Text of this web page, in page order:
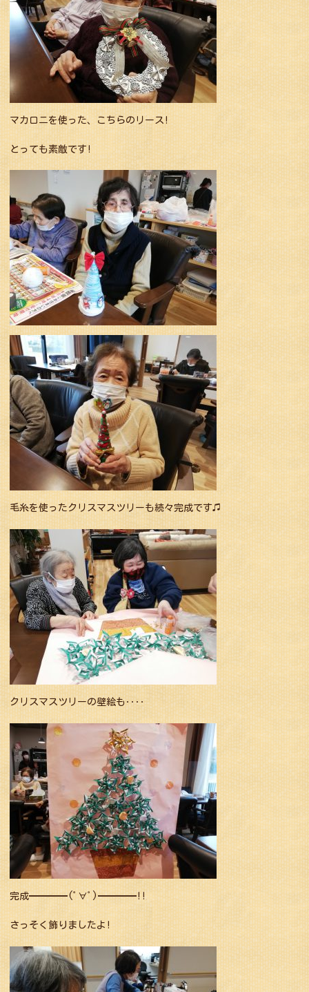
マカロニを使った、こちらのリース!
とっても素敵です!
毛糸を使ったクリスマスツリーも続々完成です♫
クリスマスツリーの壁絵も‥‥
完成━━━━(ﾟ∀ﾟ)━━━━!!
さっそく飾りましたよ!